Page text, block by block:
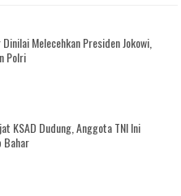
Melecehkan Presiden Jokowi,
Polri
KSAD Dudung, Anggota TNI Ini
Bahar